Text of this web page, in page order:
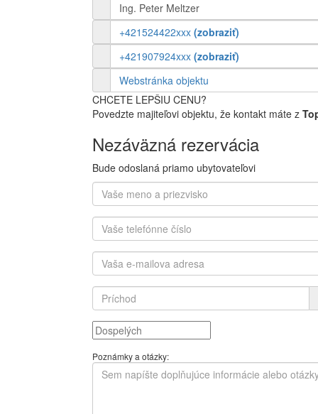
Ing. Peter Meltzer
+421524422xxx (zobraziť)
+421907924xxx (zobraziť)
Webstránka objektu
CHCETE LEPŠIU CENU?
Povedzte majiteľovi objektu, že kontakt máte z
Nezáväzná rezervácia
Bude odoslaná priamo ubytovateľovi
Poznámky a otázky: